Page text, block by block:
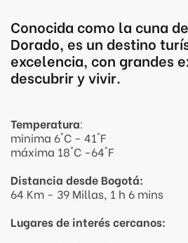
Conocida como la cuna
Dorado, es un destino
excelencia, con grandes
descubrir y vivir.
Temperatura:
minima 6°C - 41°F
máxima 18°C -64°F
Distancia desde Bogotá:
64 Km - 39 Millas, 1 h 6 mins
Lugares de interés cercanos: